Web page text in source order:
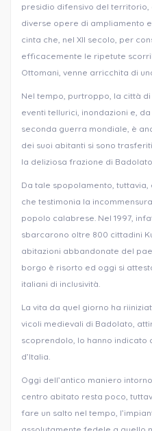
presidio difensivo del
diverse opere di ampliamento
cinta che, nel XII secolo, per
efficacemente le ripetute
Ottomani, venne arricchita di
Nel tempo, purtroppo, la città
eventi tellurici, inondazioni e,
seconda guerra mondiale, è
dei suoi abitanti si sono
la deliziosa frazione di Badolato
Da tale spopolamento, tuttavia,
che testimonia la
popolo calabrese. Nel 1997,
sbarcarono oltre 800 cittadini
abitazioni abbandonate del
borgo è risorto ed oggi si
italiani di inclusività.
La vita da quel giorno ha
vicoli medievali di Badolato,
scoprendolo, lo hanno indicato
d’Italia.
Oggi dell’antico maniero
centro abitato resta poco,
fare un salto nel tempo,